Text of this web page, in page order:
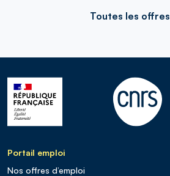
Toutes les offres
Portail emploi
Nos offres d’emploi